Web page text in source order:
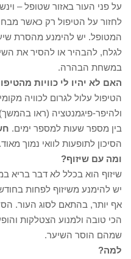
על פני העור באזור שטופל –
לחזור על הטיפול רק כאשר
המטופל. יש להימנע מהסרת
לגלח, להבהיר או להסיר את
במשחת הבהרה.
האם לא יהיו לי כוויות
הטיפול עלול לגרום לכוויה
ולהיפר-פיגמנטציה (ראו
בין מספר שעות למספר ימים.
הסיכון לתופעות לוואי נמוך מאוד.
ומה עם שיזוף?
שיזוף הוא בכלל לא דבר בריא
יש להימנע משיזוף לפחות
אף יותר, בהתאם לסוג העור.
הכי טובה ולמנוע הצטלקות
שמהם הוסר השיער.
למה?